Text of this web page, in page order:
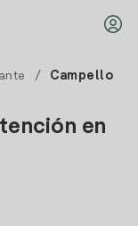
/ Campello
en